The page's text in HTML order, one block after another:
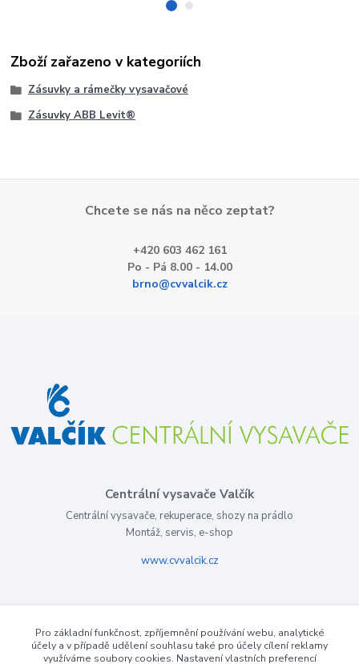
Zboží zařazeno v kategoriích
Zásuvky a rámečky vysavačové
Zásuvky ABB Levit®
Chcete se nás na něco zeptat?
+420 603 462 161
Po - Pá 8.00 - 14.00
brno@cvvalcik.cz
Centrální vysavače Valčík
Centrální vysavače, rekuperace, shozy na prádlo
Montáž, servis, e-shop
www.cvvalcik.cz
Pro základní funkčnost, zpříjemnění používání webu, analytické
účely a v případě udělení souhlasu také pro účely cílení reklamy
využíváme soubory cookies. Nastavení vlastních preferencí